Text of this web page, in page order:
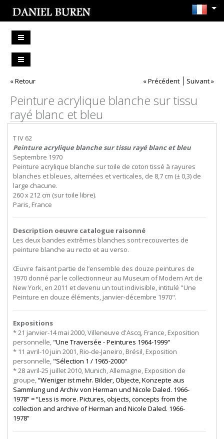
« Retour « Précédent Suivant »
Peinture acrylique blanche sur tissu
rayé blanc et bleu
T IV 62
Peinture acrylique blanche sur tissu rayé blanc et bleu
Septembre 1970
Peinture acrylique blanche sur toile de coton tissé à rayures
blanches et bleues, alternées et verticales, de 8,7 cm (± 0,3) de
large chacune.
260 x 212 cm (sur toile libre).
Paris, France
Description oeuvre catalogue raisonné
Les deux bandes extrêmes blanches sont recouvertes de
peinture blanche au recto et au verso.
Œuvre faisant partie de l’ensemble des douze peintures de
1970 donné par le collectionneur au Museum of Modern Art de
New York, en 2011 et devenu un tout indivisible, intitulé "Une
Peinture en douze éléments, janvier-décembre 1970".
Expositions
* 21 janvier-14 mai 2000, Villeneuve d'Ascq, France, Exposition
personnelle, "Une Traversée - Peintures 1964-1999"
* 11 avril-10 juin 2001, Rio-de-Janeiro, Brésil, Exposition
personnelle, "Sélection 1 / 1965-2000"
* 28 avril-25 juillet 2010, Munich, Allemagne, Exposition de
groupe,“Weniger ist mehr. Bilder, Objecte, Konzepte aus
Sammlung und Archiv von Herman und Nicole Daled. 1966-
1978” = “Less is more. Pictures, objects, concepts from the
collection and archive of Herman and Nicole Daled. 1966-
1978”